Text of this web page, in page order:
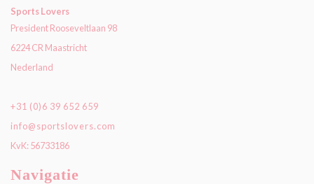
Sports Lovers
President Rooseveltlaan 98
6224 CR Maastricht
Nederland
+31 (0)6 39 652 659
info@sportslovers.com
KvK: 56733186
Navigatie